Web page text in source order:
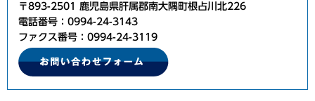
〒893-2501 鹿児島県肝属郡南大隅町根占川北226
電話番号：0994-24-3143
ファクス番号：0994-24-3119